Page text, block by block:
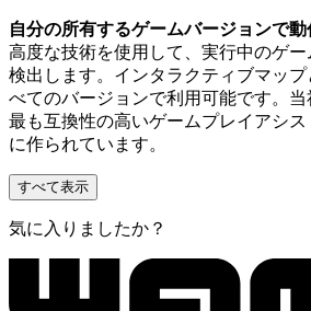
自分の所有するゲームバージョンで動
高度な技術を使用して、実行中のゲ
検出します。インタラクティブマッ
べてのバージョンで利用可能です。
最も互換性の高いゲームプレイアシス
に作られています。
すべて表示
気に入りましたか？